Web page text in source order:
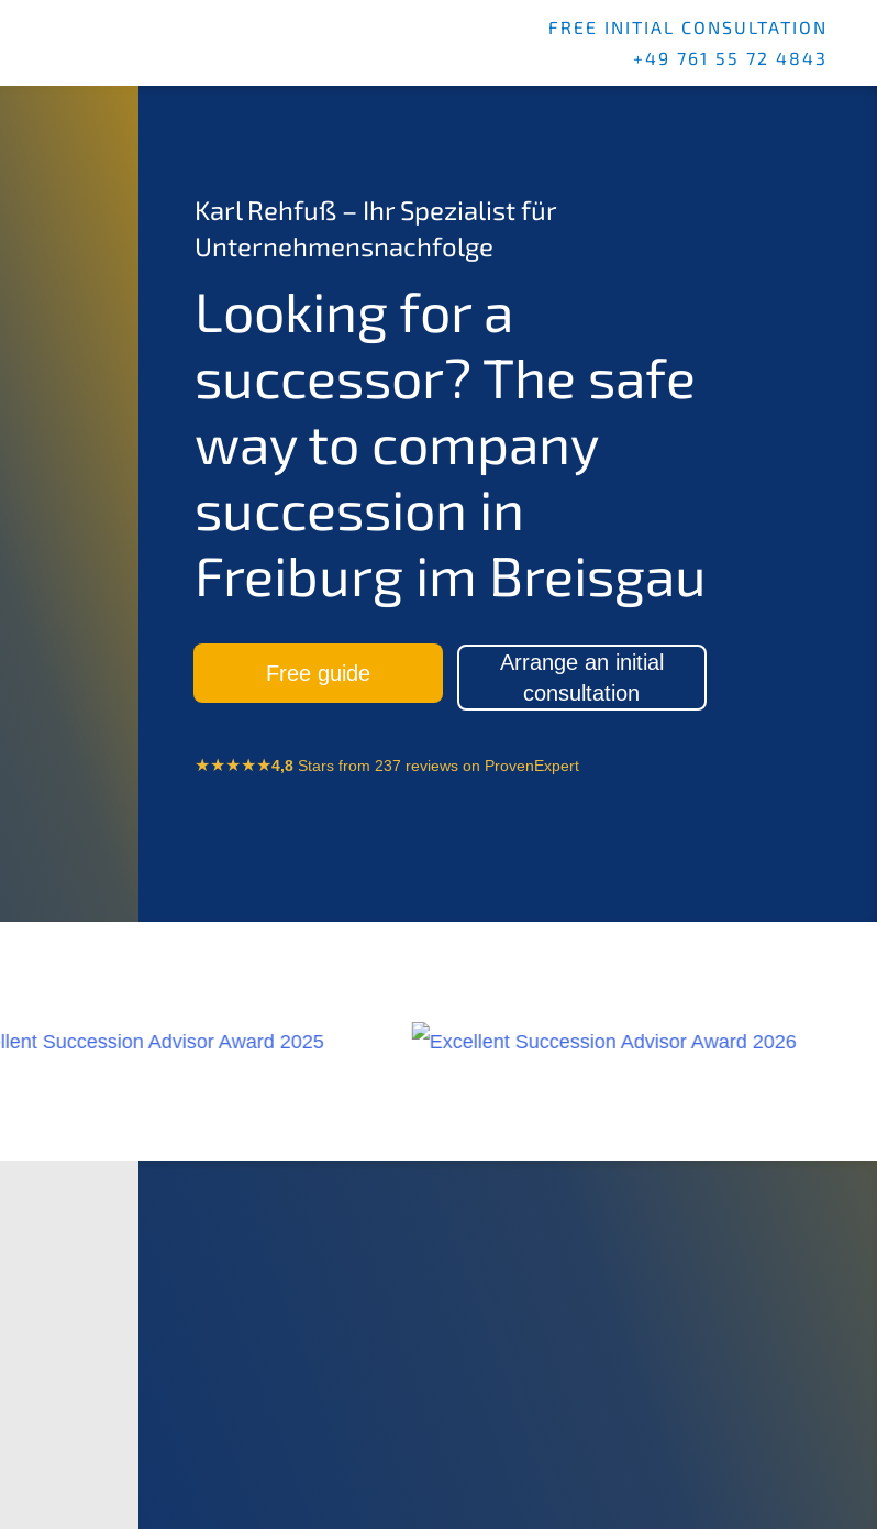
FREE INITIAL CONSULTATION
+49 761 55 72 4843
Karl Rehfuß – Ihr Spezialist für
Unternehmensnachfolge
Looking for a
successor? The safe
way to company
succession in
Freiburg im Breisgau
Free guide
Arrange an initial
consultation
4,8 Stars from 237 reviews on ProvenExpert